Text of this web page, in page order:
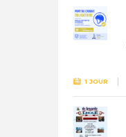
1 JOUR